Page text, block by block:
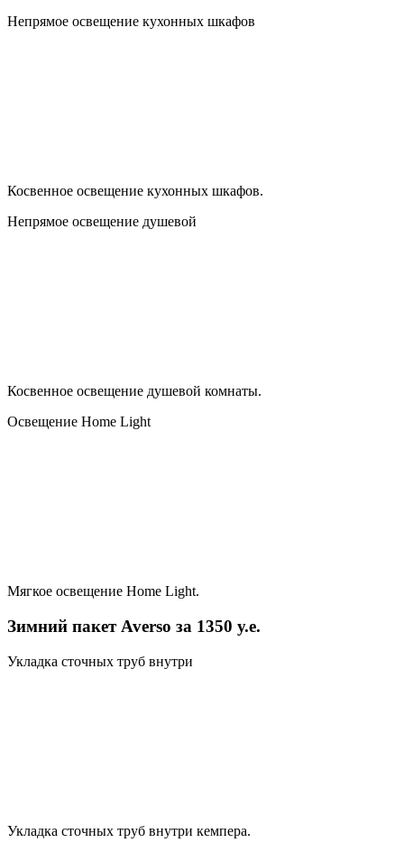
Непрямое освещение кухонных шкафов
Косвенное освещение кухонных шкафов.
Непрямое освещение душевой
Косвенное освещение душевой комнаты.
Освещение Home Light
Мягкое освещение Home Light.
Зимний пакет Averso за 1350 у.е.
Укладка сточных труб внутри
Укладка сточных труб внутри кемпера.